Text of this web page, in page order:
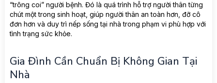
“trông coi” người bệnh. Đó là quá trình hỗ trợ người thân từng
chút một trong sinh hoạt, giúp người thân an toàn hơn, đỡ cô
đơn hơn và duy trì nếp sống tại nhà trong phạm vi phù hợp với
tình trạng sức khỏe.
Gia Đình Cần Chuẩn Bị Không Gian Tại
Nhà